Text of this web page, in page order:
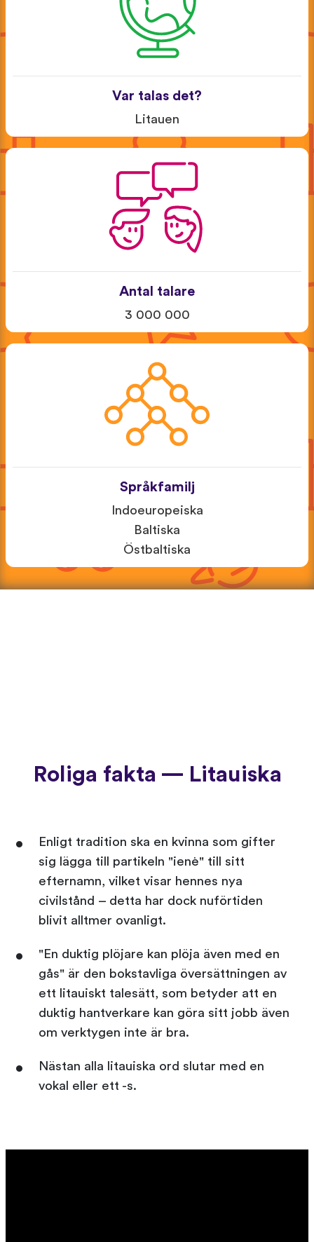
Var talas det?
Litauen
Antal talare
3 000 000
Språkfamilj
Indoeuropeiska
Baltiska
Östbaltiska
Roliga fakta — Litauiska
Enligt tradition ska en kvinna som gifter
sig lägga till partikeln "ienė" till sitt
efternamn, vilket visar hennes nya
civilstånd – detta har dock nuförtiden
blivit alltmer ovanligt.
"En duktig plöjare kan plöja även med en
gås" är den bokstavliga översättningen av
ett litauiskt talesätt, som betyder att en
duktig hantverkare kan göra sitt jobb även
om verktygen inte är bra.
Nästan alla litauiska ord slutar med en
vokal eller ett -s.